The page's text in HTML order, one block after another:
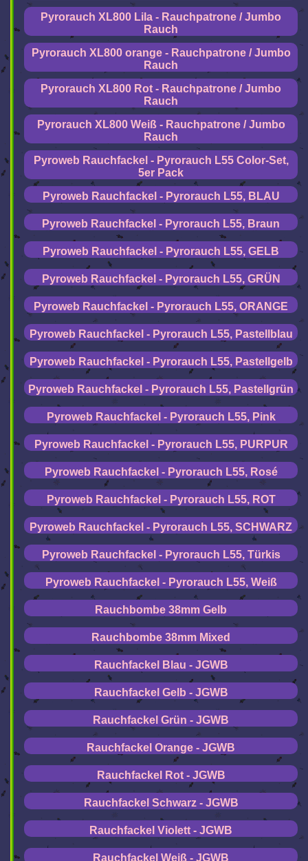
Pyrorauch XL800 Lila - Rauchpatrone / Jumbo
Rauch
Pyrorauch XL800 orange - Rauchpatrone / Jumbo
Rauch
Pyrorauch XL800 Rot - Rauchpatrone / Jumbo
Rauch
Pyrorauch XL800 Weiß - Rauchpatrone / Jumbo
Rauch
Pyroweb Rauchfackel - Pyrorauch L55 Color-Set,
5er Pack
Pyroweb Rauchfackel - Pyrorauch L55, BLAU
Pyroweb Rauchfackel - Pyrorauch L55, Braun
Pyroweb Rauchfackel - Pyrorauch L55, GELB
Pyroweb Rauchfackel - Pyrorauch L55, GRÜN
Pyroweb Rauchfackel - Pyrorauch L55, ORANGE
Pyroweb Rauchfackel - Pyrorauch L55, Pastellblau
Pyroweb Rauchfackel - Pyrorauch L55, Pastellgelb
Pyroweb Rauchfackel - Pyrorauch L55, Pastellgrün
Pyroweb Rauchfackel - Pyrorauch L55, Pink
Pyroweb Rauchfackel - Pyrorauch L55, PURPUR
Pyroweb Rauchfackel - Pyrorauch L55, Rosé
Pyroweb Rauchfackel - Pyrorauch L55, ROT
Pyroweb Rauchfackel - Pyrorauch L55, SCHWARZ
Pyroweb Rauchfackel - Pyrorauch L55, Türkis
Pyroweb Rauchfackel - Pyrorauch L55, Weiß
Rauchbombe 38mm Gelb
Rauchbombe 38mm Mixed
Rauchfackel Blau - JGWB
Rauchfackel Gelb - JGWB
Rauchfackel Grün - JGWB
Rauchfackel Orange - JGWB
Rauchfackel Rot - JGWB
Rauchfackel Schwarz - JGWB
Rauchfackel Violett - JGWB
Rauchfackel Weiß - JGWB